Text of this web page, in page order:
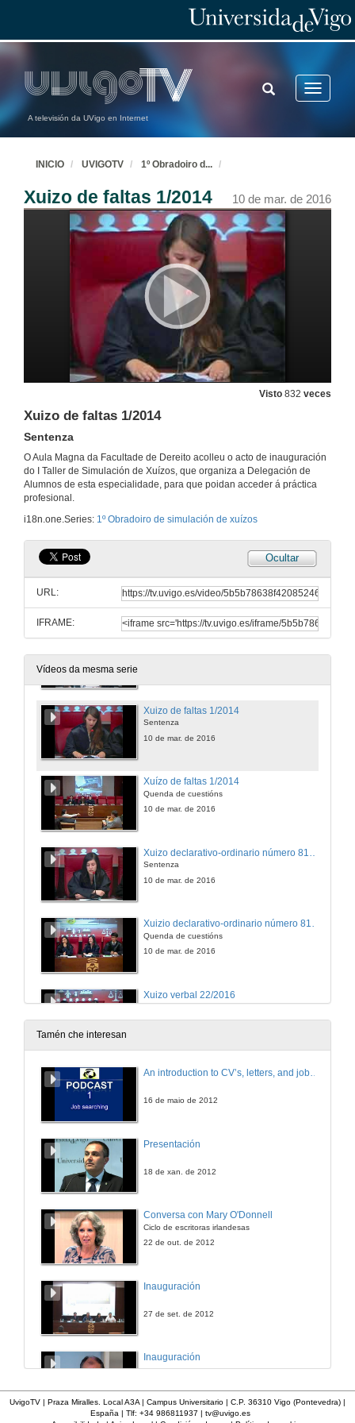
A televisión da UVigo en Internet
Toggle
TOGGLE
SEARCH
INICIO UVIGOTV 1º Obradoiro d...
Xuizo de faltas 1/2014 10 de mar. de 2016
Visto 832 veces
Xuizo de faltas 1/2014
Sentenza
O Aula Magna da Facultade de Dereito acolleu o acto de inauguración
do I Taller de Simulación de Xuízos, que organiza a Delegación de
Alumnos de esta especialidade, para que poidan acceder á práctica
profesional.
i18n.one.Series: 1º Obradoiro de simulación de xuízos
Ocultar
URL:
IFRAME:
Vídeos da mesma serie
24 de feb. de 2016
Preparada por grupo A
24 de feb. de 2016
Argumentación de Xuízos
Xuizo de faltas 1/2014
Sentenza
10 de mar. de 2016
Xuízo de faltas 1/2014
Quenda de cuestións
10 de mar. de 2016
Sentenza
10 de mar. de 2016
Xuizio declarativo-ordinario número 818 de 2016
Quenda de cuestións
10 de mar. de 2016
Xuizo verbal 22/2016
Sentenza
10 de mar. de 2016
Quenda de cuestións
Clausura
Tamén che interesan
An introduction to CV’s, letters, and job searching
16 de maio de 2012
Presentación
18 de xan. de 2012
Conversa con Mary O'Donnell
Ciclo de escritoras irlandesas
22 de out. de 2012
Inauguración
27 de set. de 2012
Inauguración
UvigoTV | Praza Miralles. Local A3A | Campus Universitario | C.P. 36310 Vigo (Pontevedra) |
España | Tlf: +34 986811937 | tv@uvigo.es